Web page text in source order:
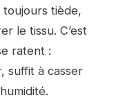
toujours tiède,
le tissu. C’est
ratent :
suffit à casser